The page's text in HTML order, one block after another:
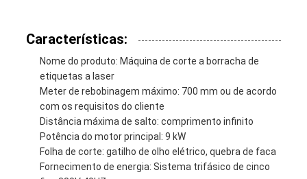
Características:
Nome do produto: Máquina de corte a borracha de
etiquetas a laser
Meter de rebobinagem máximo: 700 mm ou de acordo
com os requisitos do cliente
Distância máxima de salto: comprimento infinito
Potência do motor principal: 9 kW
Folha de corte: gatilho de olho elétrico, quebra de faca
Fornecimento de energia: Sistema trifásico de cinco